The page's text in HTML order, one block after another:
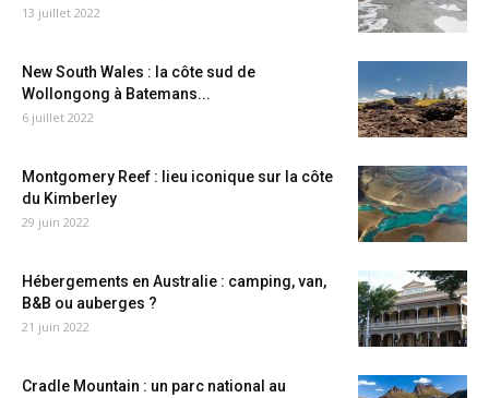
13 juillet 2022
New South Wales : la côte sud de
Wollongong à Batemans...
6 juillet 2022
Montgomery Reef : lieu iconique sur la côte
du Kimberley
29 juin 2022
Hébergements en Australie : camping, van,
B&B ou auberges ?
21 juin 2022
Cradle Mountain : un parc national au